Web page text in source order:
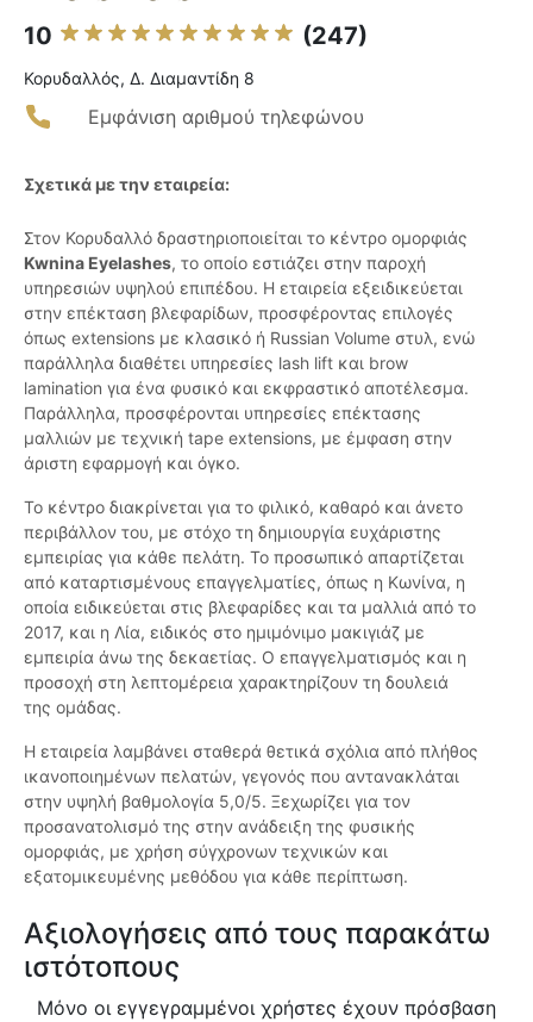
10 (247)
Κορυδαλλός, Δ. Διαμαντίδη 8
Εμφάνιση αριθμού τηλεφώνου
Σχετικά με την εταιρεία:
Στον Κορυδαλλό δραστηριοποιείται το κέντρο ομορφιάς
Kwnina Eyelashes, το οποίο εστιάζει στην παροχή
υπηρεσιών υψηλού επιπέδου. Η εταιρεία εξειδικεύεται
στην επέκταση βλεφαρίδων, προσφέροντας επιλογές
όπως extensions με κλασικό ή Russian Volume στυλ, ενώ
παράλληλα διαθέτει υπηρεσίες lash lift και brow
lamination για ένα φυσικό και εκφραστικό αποτέλεσμα.
Παράλληλα, προσφέρονται υπηρεσίες επέκτασης
μαλλιών με τεχνική tape extensions, με έμφαση στην
άριστη εφαρμογή και όγκο.
Το κέντρο διακρίνεται για το φιλικό, καθαρό και άνετο
περιβάλλον του, με στόχο τη δημιουργία ευχάριστης
εμπειρίας για κάθε πελάτη. Το προσωπικό απαρτίζεται
από καταρτισμένους επαγγελματίες, όπως η Κωνίνα, η
οποία ειδικεύεται στις βλεφαρίδες και τα μαλλιά από το
2017, και η Λία, ειδικός στο ημιμόνιμο μακιγιάζ με
εμπειρία άνω της δεκαετίας. Ο επαγγελματισμός και η
προσοχή στη λεπτομέρεια χαρακτηρίζουν τη δουλειά
της ομάδας.
Η εταιρεία λαμβάνει σταθερά θετικά σχόλια από πλήθος
ικανοποιημένων πελατών, γεγονός που αντανακλάται
στην υψηλή βαθμολογία 5,0/5. Ξεχωρίζει για τον
προσανατολισμό της στην ανάδειξη της φυσικής
ομορφιάς, με χρήση σύγχρονων τεχνικών και
εξατομικευμένης μεθόδου για κάθε περίπτωση.
Αξιολογήσεις από τους παρακάτω
ιστότοπους
Μόνο οι εγγεγραμμένοι χρήστες έχουν πρόσβαση